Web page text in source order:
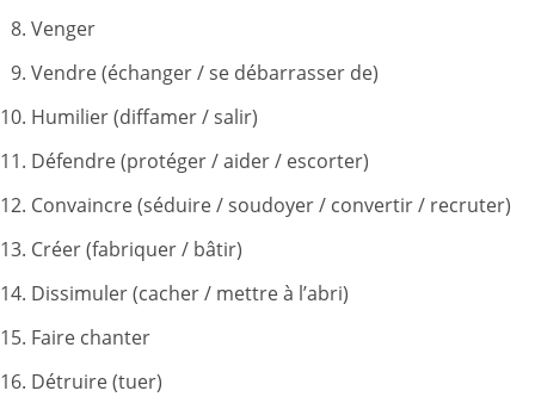
Venger
Vendre (échanger / se débarrasser de)
Humilier (diffamer / salir)
Défendre (protéger / aider / escorter)
Convaincre (séduire / soudoyer / convertir / recruter)
Créer (fabriquer / bâtir)
Dissimuler (cacher / mettre à l’abri)
Faire chanter
Détruire (tuer)